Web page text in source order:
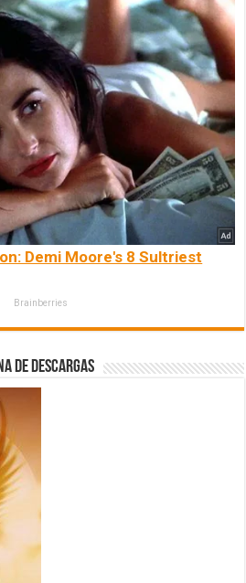
Demi Moore's 8 Sultriest
Brainberries
de Descargas